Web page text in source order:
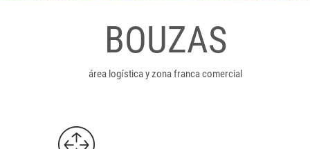
BOUZAS
área logística y zona franca comercial